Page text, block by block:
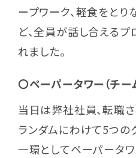
ープワーク、軽食をと
ど、全員が話し合える
れました。
〇ペーパータワー（チー
当日は弊社社員、転職
ランダムにわけて5つの
一環としてペーパータワ